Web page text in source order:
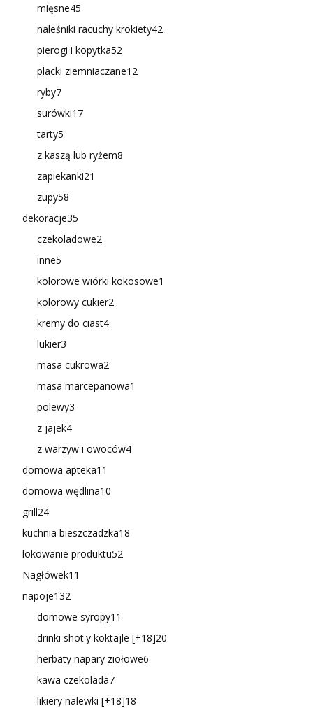
mięsne45
naleśniki racuchy krokiety42
pierogi i kopytka52
placki ziemniaczane12
ryby7
surówki17
tarty5
z kaszą lub ryżem8
zapiekanki21
zupy58
dekoracje35
czekoladowe2
inne5
kolorowe wiórki kokosowe1
kolorowy cukier2
kremy do ciast4
lukier3
masa cukrowa2
masa marcepanowa1
polewy3
z jajek4
z warzyw i owoców4
domowa apteka11
domowa wędlina10
grill24
kuchnia bieszczadzka18
lokowanie produktu52
Nagłówek11
napoje132
domowe syropy11
drinki shot'y koktajle [+18]20
herbaty napary ziołowe6
kawa czekolada7
likiery nalewki [+18]18